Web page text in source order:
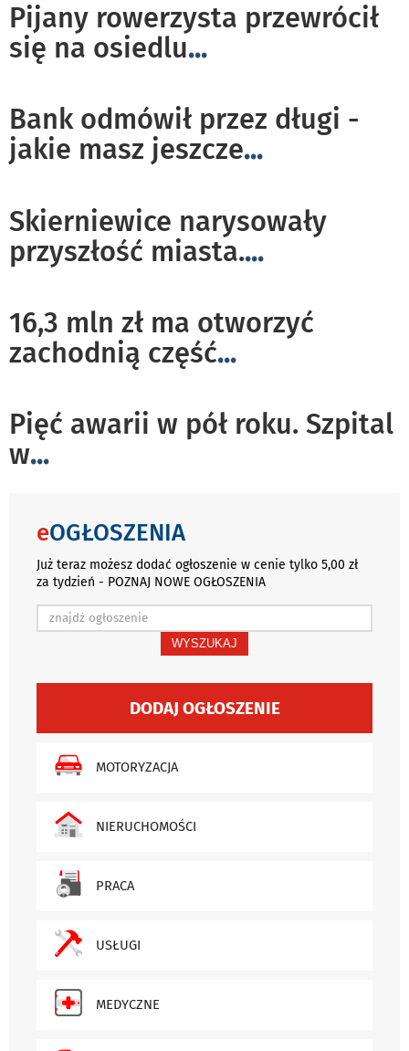
Pijany rowerzysta przewrócił
się na osiedlu...
Bank odmówił przez długi -
jakie masz jeszcze...
Skierniewice narysowały
przyszłość miasta....
16,3 mln zł ma otworzyć
zachodnią część...
Pięć awarii w pół roku. Szpital
w...
eOGŁOSZENIA
Już teraz możesz dodać ogłoszenie w cenie tylko 5,00 zł
za tydzień - POZNAJ NOWE OGŁOSZENIA
WYSZUKAJ
DODAJ OGŁOSZENIE
MOTORYZACJA
NIERUCHOMOŚCI
PRACA
USŁUGI
MEDYCZNE